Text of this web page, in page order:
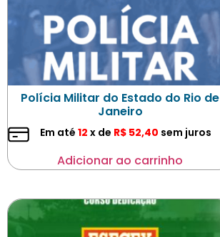
Polícia Militar do Estado do Rio de
Janeiro
Em até 12 x de R$ 52,40 sem juros
Adicionar ao carrinho